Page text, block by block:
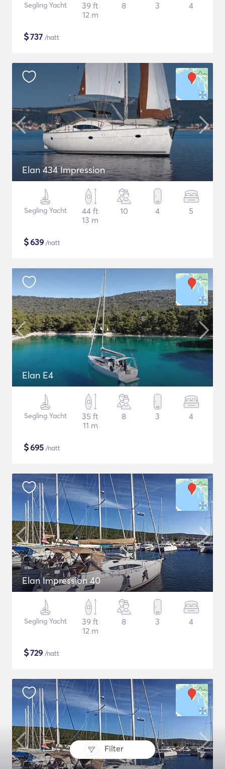
Filter
Segling Yacht
39 ft
12 m
8 3 4
$737 /natt
Elan 434 Impression
Segling Yacht
44 ft
13 m
10 4 5
$639 /natt
Elan E4
Segling Yacht
35 ft
11 m
8 3 4
$695 /natt
Elan Impression 40
Segling Yacht
39 ft
12 m
8 3 4
$729 /natt